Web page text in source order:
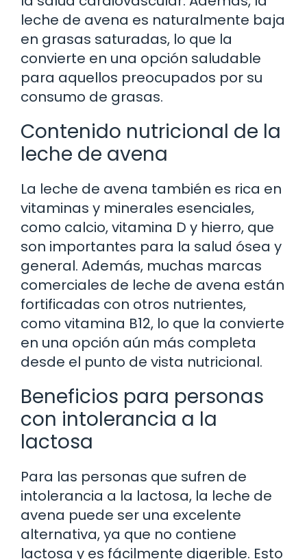
leche de avena es naturalmente baja
en grasas saturadas, lo que la
convierte en una opción saludable
para aquellos preocupados por su
consumo de grasas.
Contenido nutricional de la
leche de avena
La leche de avena también es rica en
vitaminas y minerales esenciales,
como calcio, vitamina D y hierro, que
son importantes para la salud ósea y
general. Además, muchas marcas
comerciales de leche de avena están
fortificadas con otros nutrientes,
como vitamina B12, lo que la convierte
en una opción aún más completa
desde el punto de vista nutricional.
Beneficios para personas
con intolerancia a la
lactosa
Para las personas que sufren de
intolerancia a la lactosa, la leche de
avena puede ser una excelente
alternativa, ya que no contiene
lactosa y es fácilmente digerible. Esto